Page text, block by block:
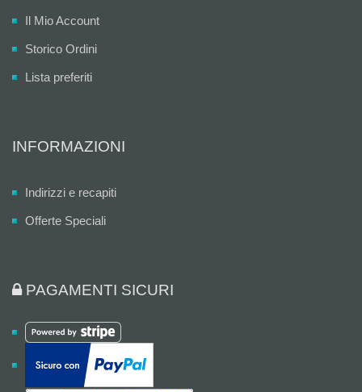
Il Mio Account
Storico Ordini
Lista preferiti
INFORMAZIONI
Indirizzi e recapiti
Offerte Speciali
PAGAMENTI SICURI